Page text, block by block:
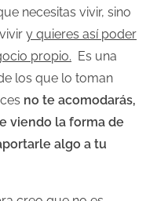
necesitas vivir, sino
y quieres así poder
propio. Es una
los que lo toman
no te acomodarás,
viendo la forma de
algo a tu